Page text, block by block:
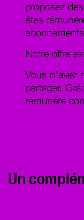
proposez
êtes
Notre offre
Vous n’avez
partager.
rémunéré
Un